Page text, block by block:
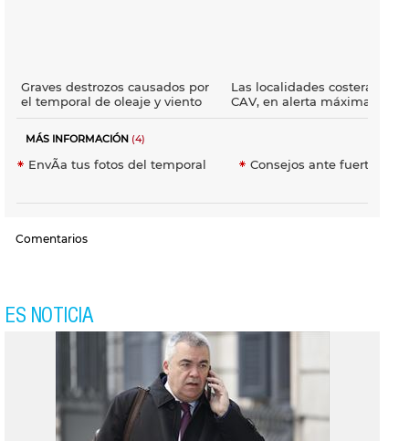
Graves destrozos causados por
el temporal de oleaje y viento
Las localidades costeras de
CAV, en alerta máxima
MÁS INFORMACIÓN (4)
EnvÃ­a tus fotos del temporal Consejos ante fuertes
Comentarios
ES NOTICIA